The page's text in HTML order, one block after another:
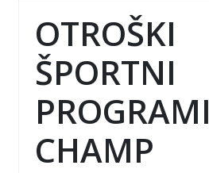
OTROŠKI
ŠPORTNI
PROGRAMI
CHAMP